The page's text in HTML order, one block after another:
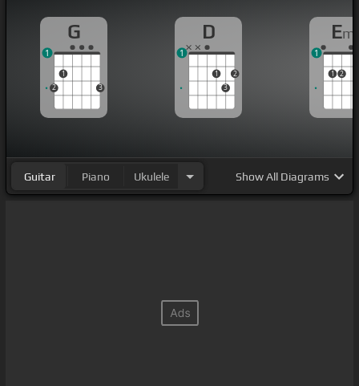
G
2
1
3
1
D
1
3
2
1
Em
1 2
1
Guitar Piano Ukulele ShowAll Diagrams